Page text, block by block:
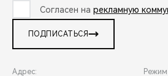
Согласен на рекламную
ПОДПИСАТЬСЯ
Адрес: